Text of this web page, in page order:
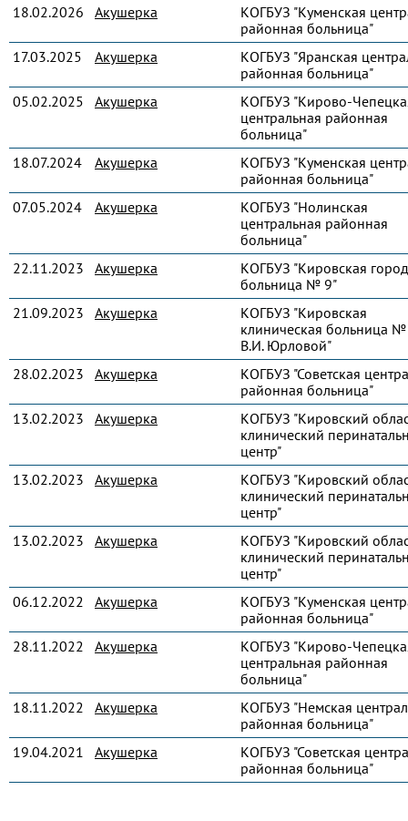
18.02.2026 Акушерка
КОГБУЗ "Куменская
районная больница"
17.03.2025
Акушерка
КОГБУЗ "Яранская
районная больница"
05.02.2025
Акушерка
КОГБУЗ "Кирово-
центральная районная
больница"
18.07.2024
Акушерка
КОГБУЗ "Куменская
районная больница"
07.05.2024
Акушерка
КОГБУЗ "Нолинская
центральная районная
больница"
22.11.2023
Акушерка
КОГБУЗ "Кировская
больница № 9"
21.09.2023
Акушерка
КОГБУЗ "Кировская
клиническая больница
В.И. Юрловой"
28.02.2023
Акушерка
КОГБУЗ "Советская
районная больница"
13.02.2023
Акушерка
КОГБУЗ "Кировский
клинический
центр"
13.02.2023
Акушерка
КОГБУЗ "Кировский
клинический
центр"
13.02.2023
Акушерка
КОГБУЗ "Кировский
клинический
центр"
06.12.2022
Акушерка
КОГБУЗ "Куменская
районная больница"
28.11.2022
Акушерка
КОГБУЗ "Кирово-
центральная районная
больница"
18.11.2022
Акушерка
КОГБУЗ "Немская
районная больница"
19.04.2021
Акушерка
КОГБУЗ "Советская
районная больница"